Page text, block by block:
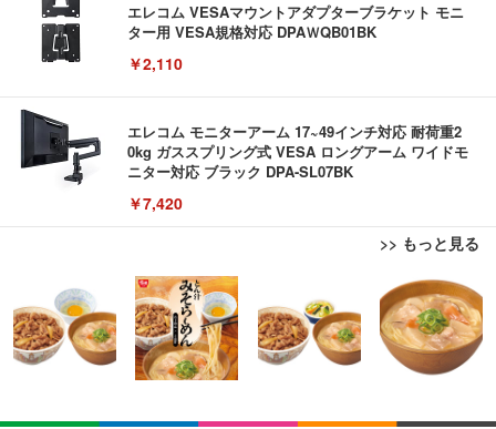
エレコム VESAマウントアダプターブラケット モニ
ター用 VESA規格対応 DPAＷQB01BK
￥2,110
エレコム モニターアーム 17~49インチ対応 耐荷重2
0kg ガススプリング式 VESA ロングアーム ワイドモ
ニター対応 ブラック DPA-SL07BK
￥7,420
>> もっと見る
【リチャージWiFi】バッテリーレス 日本100GB+世
界3GB 365日 ポケット WiFi ギガ付 海外利用可能
【TD12-100GB/365日】
￥9,980
【限定10GB増量モデル】国内メーカー直営 ポケッ
ブラックニッカ ニッカ Nikka ウィスキー4000ml ブ
ラックニッカクリア ウヰスキー 【日本 アサヒ ウィ
スキー】 大容量 お得 4リットル
￥3,940
【Amazon.co.jp限定】コロナ・エキストラ Corona
松阪牛 グルメ ハンバーグ 【誕生日ギフトセット】
誕生日プレゼント 高級 ハンバーグ 肉 ギフト 牛肉
食べ物 冷凍 高級 内祝 お返し 人気 お取り寄せ グル
メ 出産 男性 土産 女性 お父さん お母さん
￥4,000
松阪牛 グルメ ハンバーグ【オレンジ花束カード】